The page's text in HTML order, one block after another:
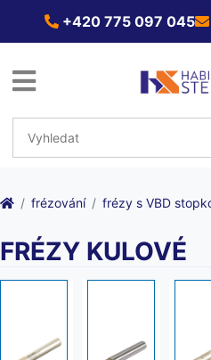
+420 775 097 045
frézování frézy s VBD
FRÉZY KULOVÉ